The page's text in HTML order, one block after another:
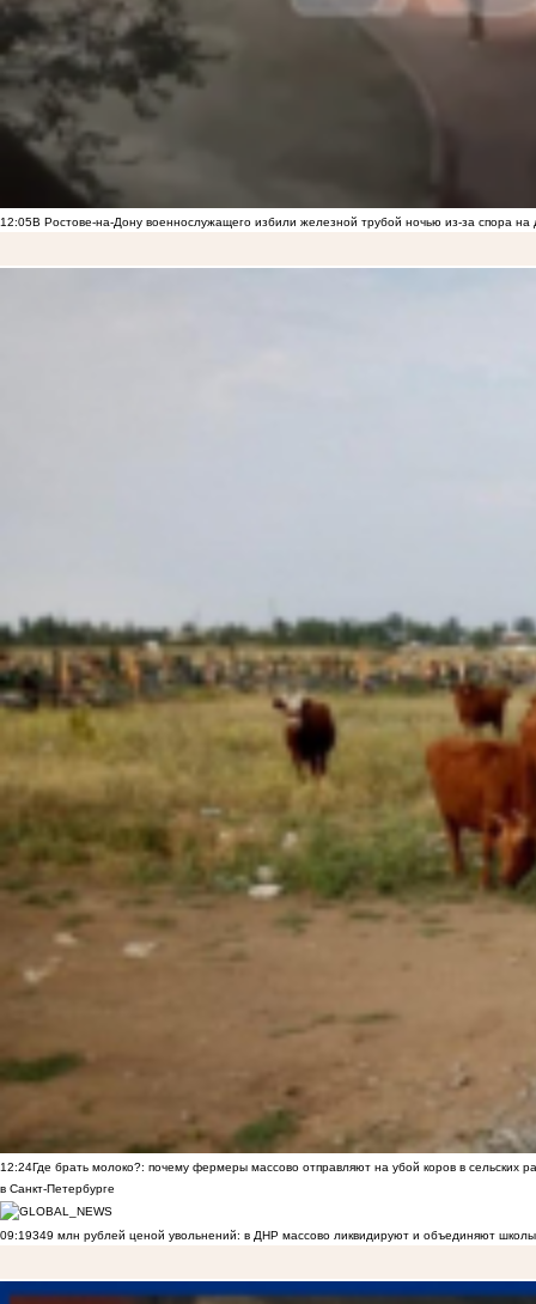
12:05В Ростове-на-Дону военнослужащего избили железной трубой ночью из-за спора на
12:24Где брать молоко?: почему фермеры массово отправляют на убой коров в сельских
в Санкт-Петербурге
09:19349 млн рублей ценой увольнений: в ДНР массово ликвидируют и объединяют